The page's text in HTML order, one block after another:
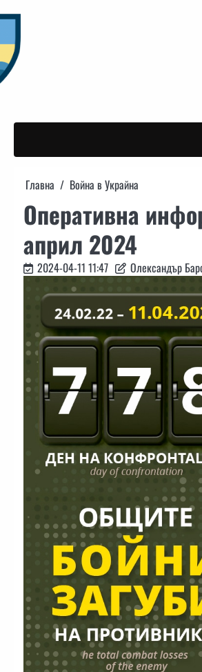
to
content
Главна Война в Украйна
Оперативна
април 2024
2024-04-11 11:47 Олександър